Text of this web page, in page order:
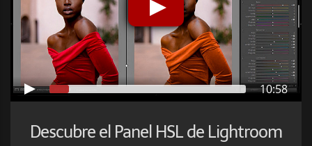
10:58
Descubre el Panel HSL de Lightroom